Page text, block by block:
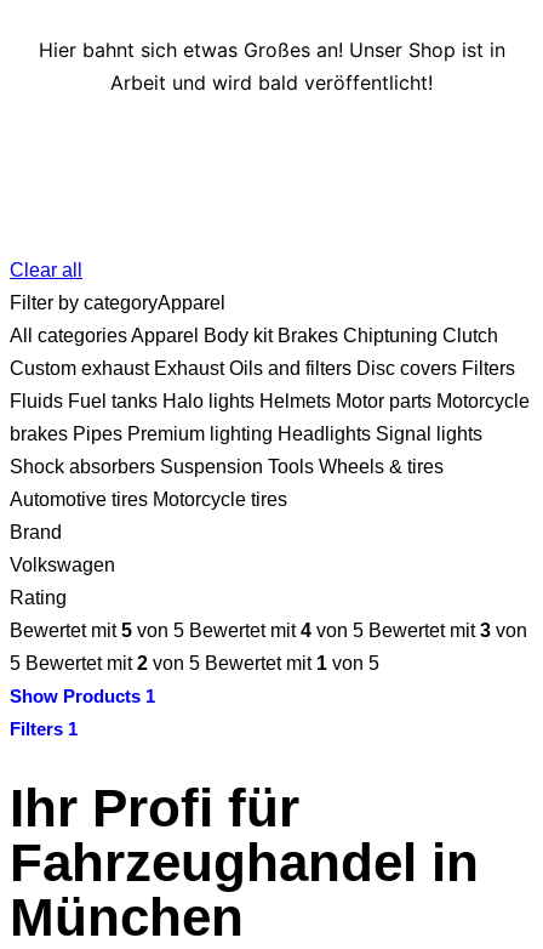
Hier bahnt sich etwas Großes an! Unser Shop ist in
Arbeit und wird bald veröffentlicht!
Clear all
Filter by categoryApparel
All categoriesApparel Body kit Brakes Chiptuning Clutch
Custom exhaust Exhaust Oils and filters Disc covers Filters
Fluids Fuel tanks Halo lights Helmets Motor parts Motorcycle
brakes Pipes Premium lighting Headlights Signal lights
Shock absorbers Suspension Tools Wheels & tires
Automotive tires Motorcycle tires
Brand
Volkswagen
Rating
Bewertet mit5 von 5 Bewertet mit4 von 5 Bewertet mit3 von
5 Bewertet mit2 von 5 Bewertet mit 1 von 5
Show Products 1
Filters 1
Ihr Profi für
Fahrzeughandel in
München